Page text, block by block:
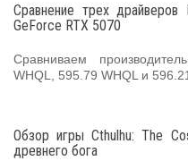
Сравнение трех
GeForce RTX 5070
Сравниваем
WHQL, 595.79 WHQL и
Обзор игры Cthulhu: The
древнего бога